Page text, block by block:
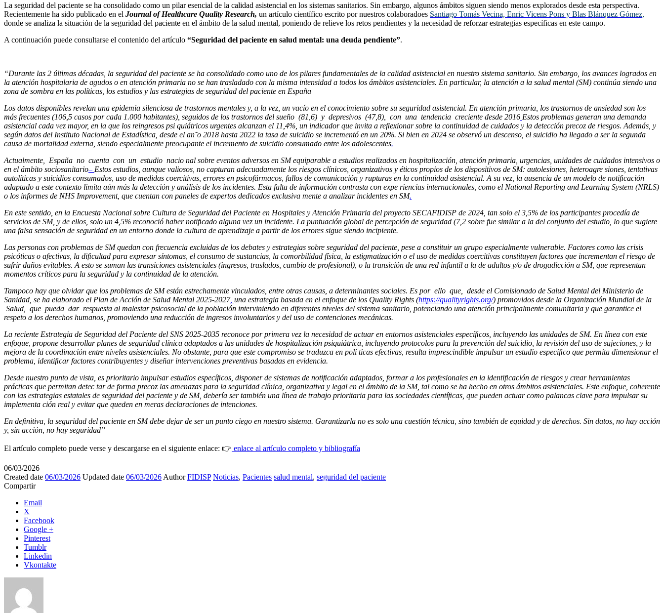
La seguridad del paciente se ha consolidado como un pilar esencial de la calidad asistencial en los sistemas sanitarios. Sin embargo, algunos ámbitos siguen siendo menos explorados desde esta perspectiva.
Recientemente ha sido publicado en el Journal of Healthcare Quality Research, un artículo científico escrito por nuestros colaboradoes Santiago Tomás Vecina, Enric Vicens Pons y Blas Blánquez Gómez,
donde se analiza la situación de la seguridad del paciente en el ámbito de la salud mental, poniendo de relieve los retos pendientes y la necesidad de reforzar estrategias específicas en este campo.
A continuación puede consultarse el contenido del artículo “Seguridad del paciente en salud mental: una deuda pendiente”.
“Durante las 2 últimas décadas, la seguridad del paciente se ha consolidado como uno de los pilares fundamentales de la calidad asistencial en nuestro sistema sanitario. Sin embargo, los avances logrados en
la atención hospitalaria de agudos o en atención primaria no se han trasladado con la misma intensidad a todos los ámbitos asistenciales. En particular, la atención a la salud mental (SM) continúa siendo una
zona de sombra en las políticas, los estudios y las estrategias de seguridad del paciente en España
Los datos disponibles revelan una epidemia silenciosa de trastornos mentales y, a la vez, un vacío en el conocimiento sobre su seguridad asistencial. En atención primaria, los trastornos de ansiedad son los
más frecuentes (106,5 casos por cada 1.000 habitantes), seguidos de los trastornos del sueño (81,6) y depresivos (47,8), con una tendencia creciente desde 2016 Estos problemas generan una demanda
asistencial cada vez mayor, en la que los reingresos psi quiátricos urgentes alcanzan el 11,4%, un indicador que invita a reﬂexionar sobre la continuidad de cuidados y la detección precoz de riesgos. Además, y
según datos del Instituto Nacional de Estadística, desde el an˜o 2018 hasta 2022 la tasa de suicidio se incrementó en un 20%. Si bien en 2024 se observó un descenso, el suicidio ha llegado a ser la segunda
causa de mortalidad externa, siendo especialmente preocupante el incremento de suicidio consumado entre los adolescentes.
Actualmente, España no cuenta con un estudio nacio nal sobre eventos adversos en SM equiparable a estudios realizados en hospitalización, atención primaria, urgencias, unidades de cuidados intensivos o
en el ámbito sociosanitario– Estos estudios, aunque valiosos, no capturan adecuadamente los riesgos clínicos, organizativos y éticos propios de los dispositivos de SM: autolesiones, heteroagre siones, tentativas
autolíticas y suicidios consumados, uso de medidas coercitivas, errores en psicofármacos, fallos de comunicación y rupturas en la continuidad asistencial. A su vez, la ausencia de un modelo de notiﬁcación
adaptado a este contexto limita aún más la detección y análisis de los incidentes. Esta falta de información contrasta con expe riencias internacionales, como el National Reporting and Learning System (NRLS)
o los informes de NHS Improvement, que cuentan con paneles de expertos dedicados exclusiva mente a analizar incidentes en SM.
En este sentido, en la Encuesta Nacional sobre Cultura de Seguridad del Paciente en Hospitales y Atención Primaria del proyecto SECAFIDISP de 2024, tan solo el 3,5% de los participantes procedía de
servicios de SM, y de ellos, solo un 4,5% reconoció haber notiﬁcado alguna vez un incidente. La puntuación global de percepción de seguridad (7,2 sobre fue similar a la del conjunto del estudio, lo que sugiere
una falsa sensación de seguridad en un entorno donde la cultura de aprendizaje a partir de los errores sigue siendo incipiente.
Las personas con problemas de SM quedan con frecuencia excluidas de los debates y estrategias sobre seguridad del paciente, pese a constituir un grupo especialmente vulnerable. Factores como las crisis
psicóticas o afectivas, la diﬁcultad para expresar síntomas, el consumo de sustancias, la comorbilidad física, la estigmatización o el uso de medidas coercitivas constituyen factores que incrementan el riesgo de
sufrir daños evitables. A esto se suman las transiciones asistenciales (ingresos, traslados, cambio de profesional), o la transición de una red infantil a la de adultos y/o de drogadicción a SM, que representan
momentos críticos para la seguridad y la continuidad de la atención.
Tampoco hay que olvidar que los problemas de SM están estrechamente vinculados, entre otras causas, a determinantes sociales. Es por ello que, desde el Comisionado de Salud Mental del Ministerio de
Sanidad, se ha elaborado el Plan de Acción de Salud Mental 2025-2027, una estrategia basada en el enfoque de los Quality Rights (https://qualityrights.org/) promovidos desde la Organización Mundial de la
Salud, que pueda dar respuesta al malestar psicosocial de la población interviniendo en diferentes niveles del sistema sanitario, potenciando una atención principalmente comunitaria y que garantice el
respeto a los derechos humanos, promoviendo una reducción de ingresos involuntarios y del uso de contenciones mecánicas.
La reciente Estrategia de Seguridad del Paciente del SNS 2025-2035 reconoce por primera vez la necesidad de actuar en entornos asistenciales especíﬁcos, incluyendo las unidades de SM. En línea con este
enfoque, propone desarrollar planes de seguridad clínica adaptados a las unidades de hospitalización psiquiátrica, incluyendo protocolos para la prevención del suicidio, la revisión del uso de sujeciones, y la
mejora de la coordinación entre niveles asistenciales. No obstante, para que este compromiso se traduzca en polí ticas efectivas, resulta imprescindible impulsar un estudio especíﬁco que permita dimensionar el
problema, identiﬁcar factores contribuyentes y diseñar intervenciones preventivas basadas en evidencia.
Desde nuestro punto de vista, es prioritario impulsar estudios especíﬁcos, disponer de sistemas de notiﬁcación adaptados, formar a los profesionales en la identiﬁcación de riesgos y crear herramientas
prácticas que permitan detec tar de forma precoz las amenazas para la seguridad clínica, organizativa y legal en el ámbito de la SM, tal como se ha hecho en otros ámbitos asistenciales. Este enfoque, coherente
con las estrategias estatales de seguridad del paciente y de SM, debería ser también una línea de trabajo prioritaria para las sociedades cientíﬁcas, que pueden actuar como palancas clave para impulsar su
implementa ción real y evitar que queden en meras declaraciones de intenciones.
En deﬁnitiva, la seguridad del paciente en SM debe dejar de ser un punto ciego en nuestro sistema. Garantizarla no es solo una cuestión técnica, sino también de equidad y de derechos. Sin datos, no hay acción
y, sin acción, no hay seguridad”
El artículo completo puede verse y descargarse en el siguiente enlace: 👉 enlace al artículo completo y bibliografía
06/03/2026
Created date 06/03/2026 Updated date 06/03/2026 AuthorFIDISP Noticias, Pacientes salud mental, seguridad del paciente
Compartir
Email
X
Facebook
Google +
Pinterest
Tumblr
Linkedin
Vkontakte